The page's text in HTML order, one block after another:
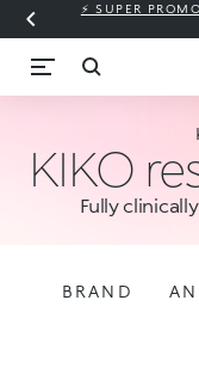
⚡ SUPER
KIKO
Fully
BRAND